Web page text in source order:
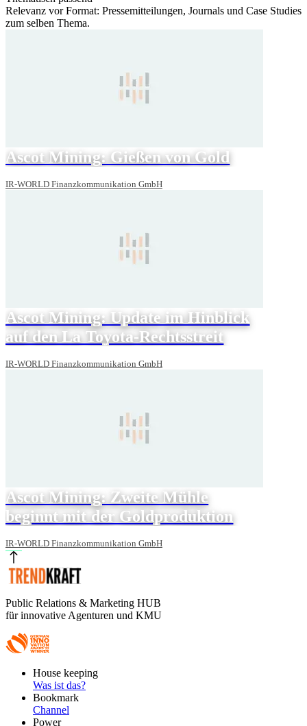
Relevanz vor Format: Pressemitteilungen, Journals und Case Studies
zum selben Thema.
Ascot Mining: Gießen von Gold
IR-WORLD Finanzkommunikation GmbH
Ascot Mining: Update im Hinblick
auf den La Toyota-Rechtsstreit
IR-WORLD Finanzkommunikation GmbH
Ascot Mining: Zweite Mühle
beginnt mit der Goldproduktion
IR-WORLD Finanzkommunikation GmbH
Public Relations & Marketing HUB
für innovative Agenturen und KMU
FooterHouse keeping
Was ist das?
Bookmark
Channel
Power